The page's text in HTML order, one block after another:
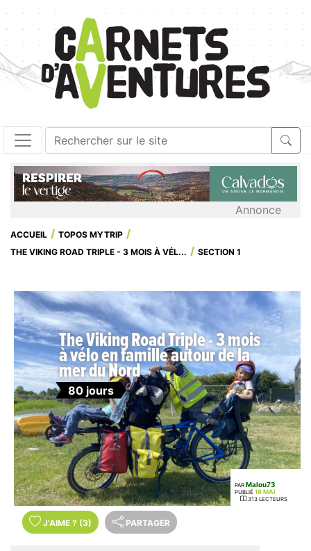
Annonce
ACCUEIL
TOPOS MYTRIP
THE VIKING ROAD TRIPLE - 3 MOIS À VÉL...
SECTION 1
The Viking Road Triple - 3 mois
à vélo en famille autour de la
mer du Nord
80 jours
PAR Malou73
PUBLIÉ 18 MAI
313 LECTEURS
J'AIME ? (3) PARTAGER